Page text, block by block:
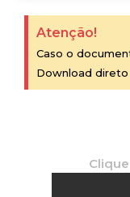
Atenção!
Caso o
Download